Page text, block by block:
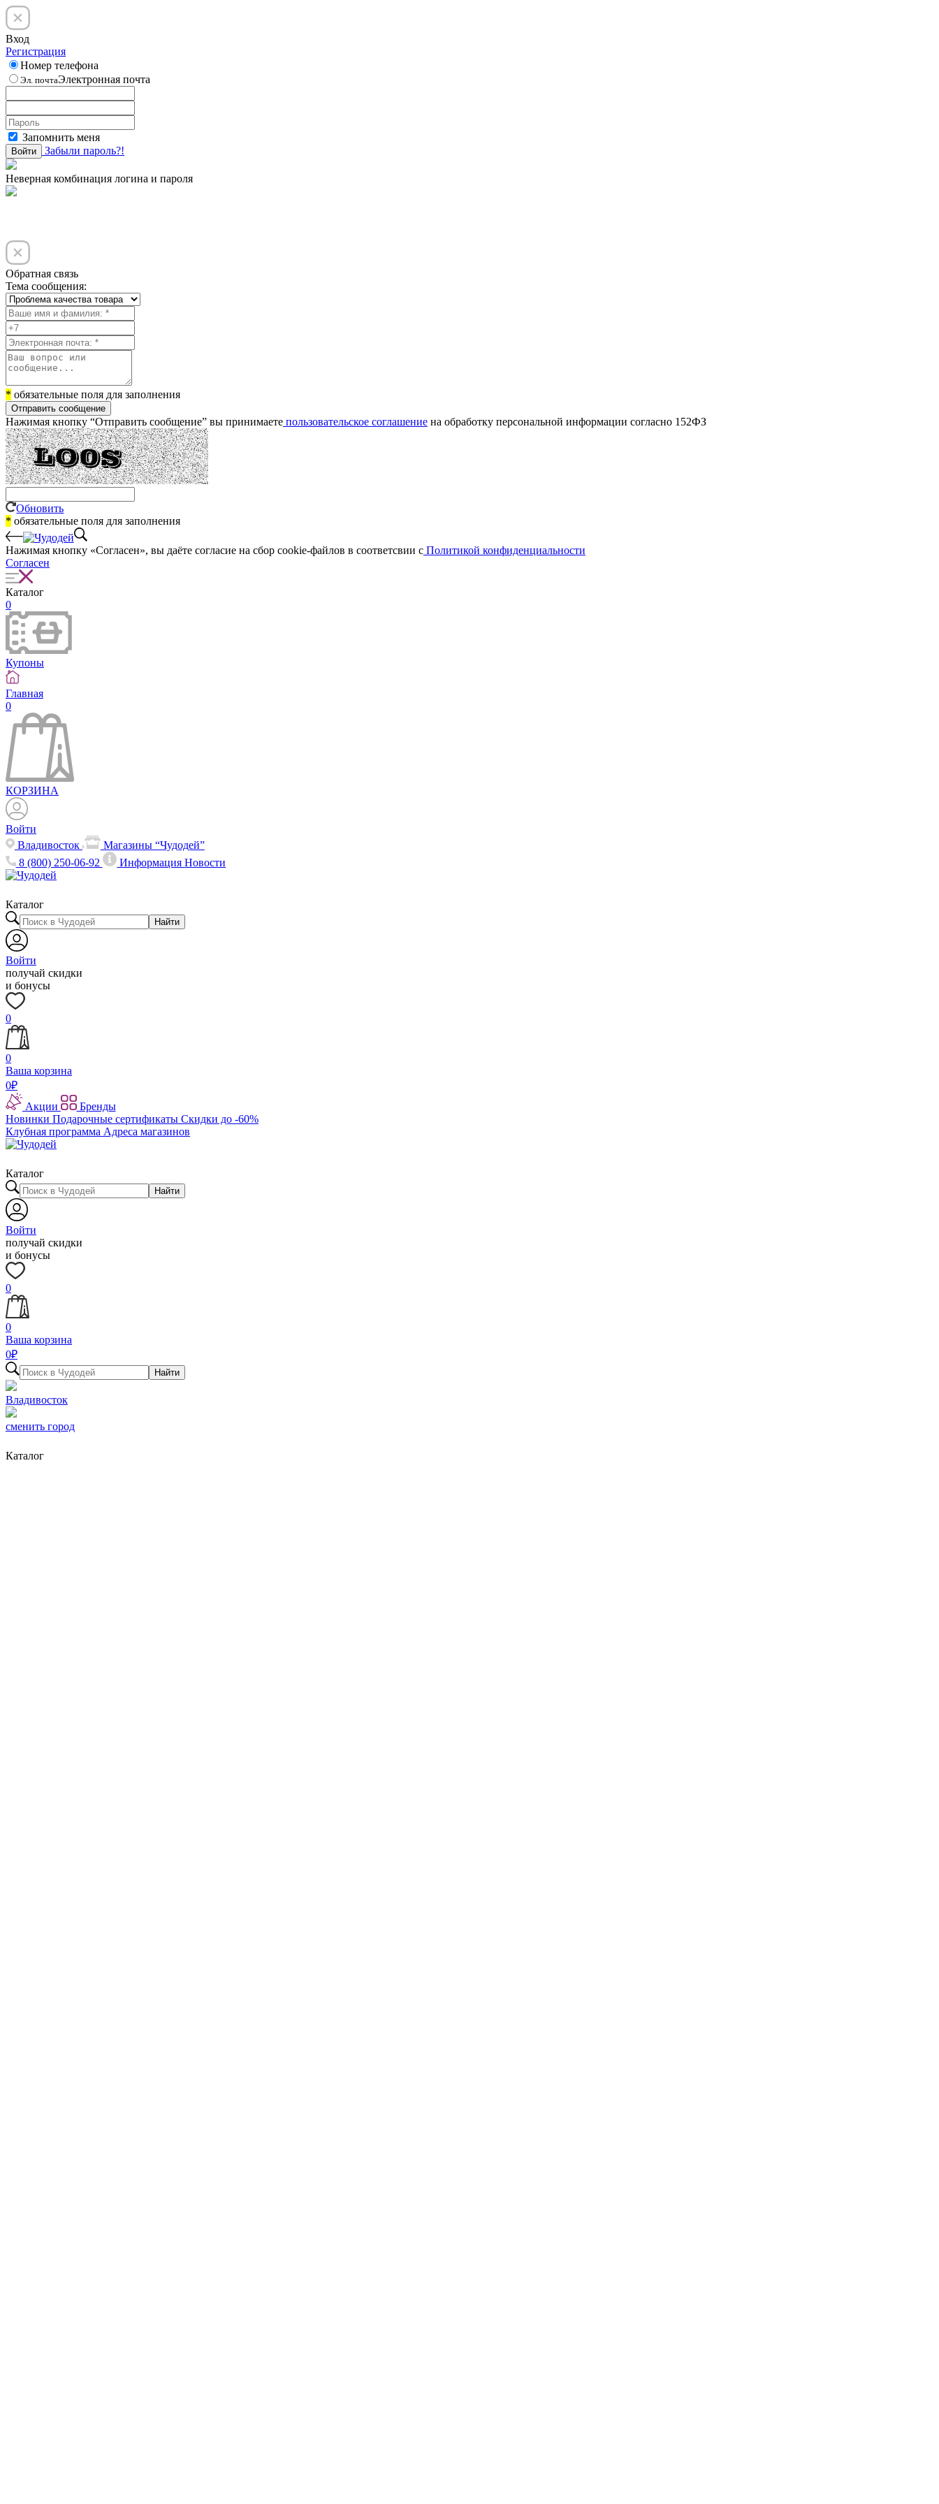
Вход
Регистрация
Номер телефона
Эл. почтаЭлектронная почта
Запомнить меня
Войти Забыли пароль?!
Неверная комбинация логина и пароля
Обратная связь
Тема сообщения:
* обязательные поля для заполнения
Отправить сообщение
Нажимая кнопку “Отправить сообщение” вы принимаете пользовательское соглашение на обработку персональной информации согласно 152ФЗ
Обновить
* обязательные поля для заполнения
Нажимая кнопку «Согласен», вы даёте cогласие на сбор cookie-файлов в соответсвии с Политикой конфиденциальности
Согласен
Каталог
0
Купоны
Главная
0
КОРЗИНА
Войти
Владивосток
Магазины “Чудодей”
8 (800) 250-06-92
ИнформацияНовости
Каталог
Найти
Войти
получай скидки
и бонусы
0
0
Ваша корзина
0₽
Акции
Бренды
Новинки Подарочные сертификаты Скидки до -60%
Клубная программа Адреса магазинов
Каталог
Найти
Войти
получай скидки
и бонусы
0
0
Ваша корзина
0₽
Найти
Владивосток
сменить город
Каталог